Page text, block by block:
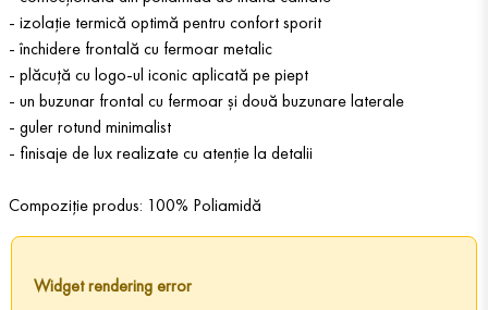
- izolație termică optimă pentru confort sporit
- închidere frontală cu fermoar metalic
- plăcuță cu logo-ul iconic aplicată pe piept
- un buzunar frontal cu fermoar și două buzunare laterale
- guler rotund minimalist
- finisaje de lux realizate cu atenție la detalii
Compoziție produs: 100% Poliamidă
Widget rendering error